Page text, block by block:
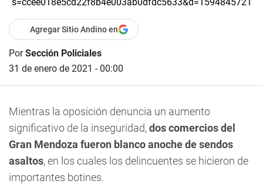
Agregar Sitio Andino en
PorSección Policiales
31 de enero de 2021 - 00:00
Mientras la oposición denuncia un aumento
significativo de la inseguridad,dos comercios del
Gran Mendoza fueron blanco anoche de sendos
asaltos, en los cuales los delincuentes se hicieron de
importantes botines.